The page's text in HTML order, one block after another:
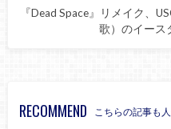
『Dead Space』リメイク、
歌）のイース
RECOMMEND こちらの記事も人